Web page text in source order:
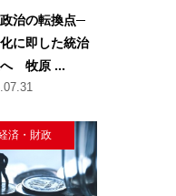
治の転換点─
に即した統治
牧原 ...
済・財政